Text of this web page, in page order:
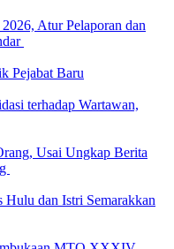
Atur Pelaporan dan
Pejabat Baru
terhadap Wartawan,
Usai Ungkap Berita
dan Istri Semarakkan